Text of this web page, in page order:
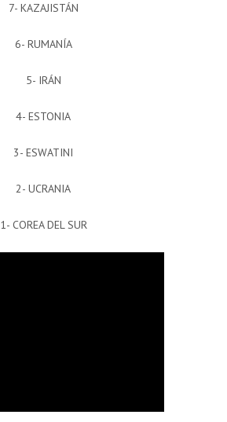
7- KAZAJISTÁN
6- RUMANÍA
5- IRÁN
4- ESTONIA
3- ESWATINI
2- UCRANIA
1- COREA DEL SUR